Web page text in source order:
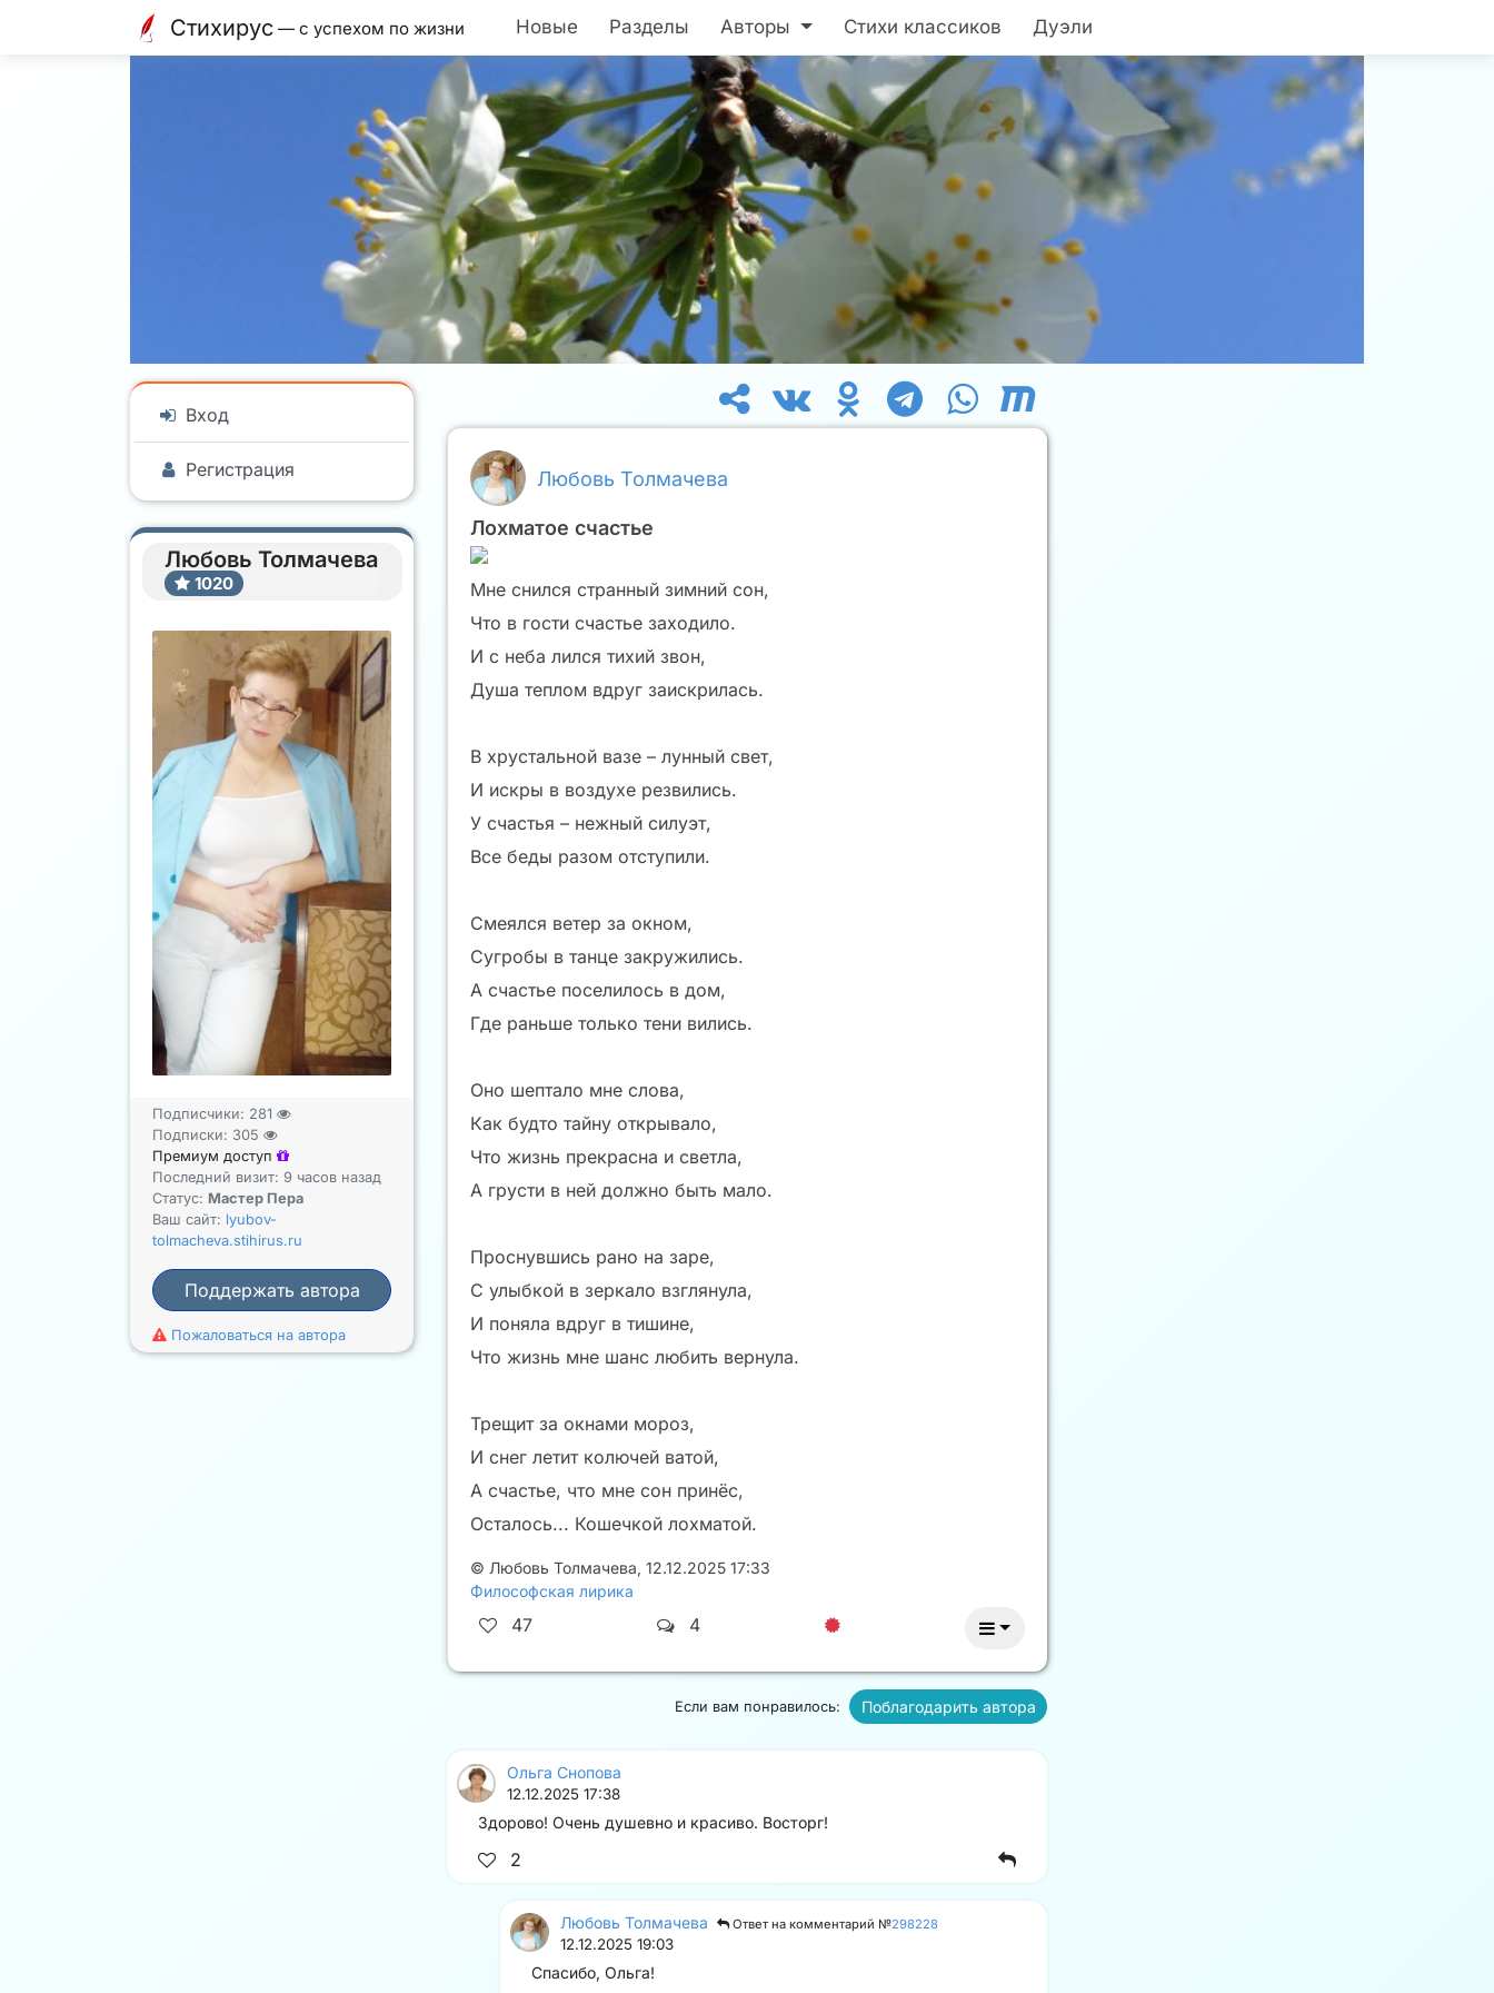
Стихирус — с успехом по жизни Новые Разделы Авторы Стихи классиков Дуэли
Вход
Регистрация
Любовь Толмачева
1020
Подписчики: 281
Подписки: 305
Премиум доступ
Последний визит: 9 часов назад
Статус: Мастер Пера
Ваш сайт: lyubov-
tolmacheva.stihirus.ru
Поддержать автора
Пожаловаться на автора
Любовь Толмачева
Лохматое счастье
Мне снился странный зимний сон,
Что в гости счастье заходило.
И с неба лился тихий звон,
Душа теплом вдруг заискрилась.
В хрустальной вазе – лунный свет,
И искры в воздухе резвились.
У счастья – нежный силуэт,
Все беды разом отступили.
Смеялся ветер за окном,
Сугробы в танце закружились.
А счастье поселилось в дом,
Где раньше только тени вились.
Оно шептало мне слова,
Как будто тайну открывало,
Что жизнь прекрасна и светла,
А грусти в ней должно быть мало.
Проснувшись рано на заре,
С улыбкой в зеркало взглянула,
И поняла вдруг в тишине,
Что жизнь мне шанс любить вернула.
Трещит за окнами мороз,
И снег летит колючей ватой,
А счастье, что мне сон принёс,
Осталось... Кошечкой лохматой.
© Любовь Толмачева, 12.12.2025 17:33
Философская лирика
47 4
Если вам понравилось: Поблагодарить автора
Ольга Снопова
12.12.2025 17:38
Здорово! Очень душевно и красиво. Восторг!
2
Любовь Толмачева Ответ на комментарий №298228
12.12.2025 19:03
Спасибо, Ольга!